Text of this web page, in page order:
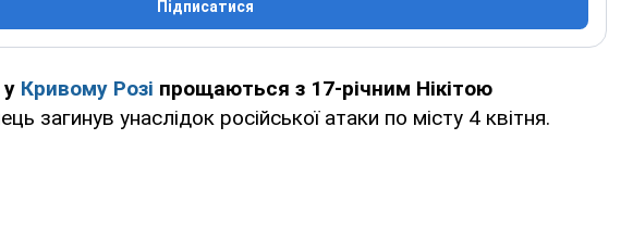
Підписатися
у Кривому Розі прощаються з 17-річним Нікітою
загинув унаслідок російської атаки по місту 4 квітня.